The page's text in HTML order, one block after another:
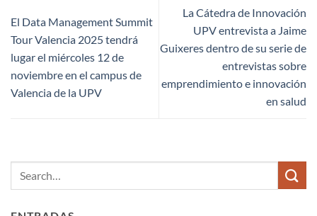
El Data Management Summit
Tour Valencia 2025 tendrá
lugar el miércoles 12 de
noviembre en el campus de
Valencia de la UPV
La Cátedra de Innovación
UPV entrevista a Jaime
Guixeres dentro de su serie de
entrevistas sobre
emprendimiento e innovación
en salud